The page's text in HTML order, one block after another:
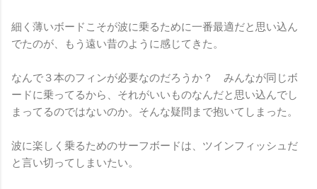
細く薄いボードこそが波に乗るために一番最適だと思い込ん
でたのが、もう遠い昔のように感じてきた。
なんで３本のフィンが必要なのだろうか？ みんなが同じボ
ードに乗ってるから、それがいいものなんだと思い込んでし
まってるのではないのか。そんな疑問まで抱いてしまった。
波に楽しく乗るためのサーフボードは、ツインフィッシュだ
と言い切ってしまいたい。